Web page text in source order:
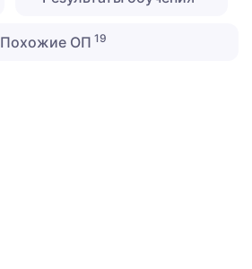
Похожие ОП 19